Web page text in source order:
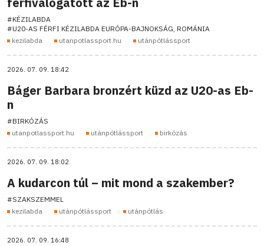
#KÉZILABDA
#U20-AS FÉRFI KÉZILABDA EURÓPA-BAJNOKSÁG, ROMÁNIA
kezilabda
utanpotlassport.hu utánpótlássport
2026. 07. 09. 18:42
Báger Barbara bronzért küzd az U20-as Eb-
n
#BIRKÓZÁS
utanpotlassport.hu
utánpótlássport birkózás
2026. 07. 09. 18:02
A kudarcon túl – mit mond a szakember?
#SZAKSZEMMEL
kezilabda
utánpótlássport utánpótlás
2026. 07. 09. 16:48